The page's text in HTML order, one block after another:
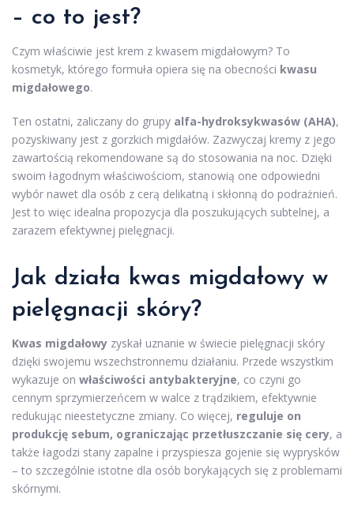
– co to jest?
Czym właściwie jest krem z kwasem migdałowym? To
kosmetyk, którego formuła opiera się na obecności kwasu
migdałowego.
Ten ostatni, zaliczany do grupy alfa-hydroksykwasów (AHA),
pozyskiwany jest z gorzkich migdałów. Zazwyczaj kremy z jego
zawartością rekomendowane są do stosowania na noc. Dzięki
swoim łagodnym właściwościom, stanowią one odpowiedni
wybór nawet dla osób z cerą delikatną i skłonną do podrażnień.
Jest to więc idealna propozycja dla poszukujących subtelnej, a
zarazem efektywnej pielęgnacji.
Jak działa kwas migdałowy w
pielęgnacji skóry?
Kwas migdałowy zyskał uznanie w świecie pielęgnacji skóry
dzięki swojemu wszechstronnemu działaniu. Przede wszystkim
wykazuje on właściwości antybakteryjne, co czyni go
cennym sprzymierzeńcem w walce z trądzikiem, efektywnie
redukując nieestetyczne zmiany. Co więcej, reguluje on
produkcję sebum, ograniczając przetłuszczanie się cery, a
także łagodzi stany zapalne i przyspiesza gojenie się wyprysków
– to szczególnie istotne dla osób borykających się z problemami
skórnymi.